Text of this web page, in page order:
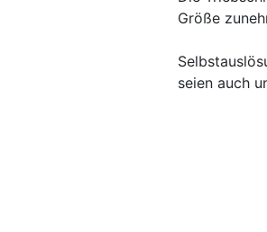
Größe
seien auch